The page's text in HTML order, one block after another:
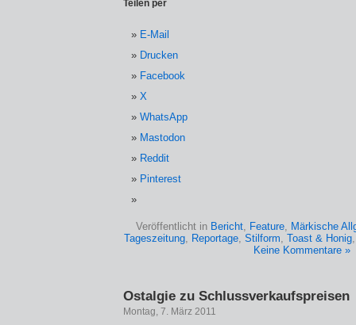
Teilen per
E-Mail
Drucken
Facebook
X
WhatsApp
Mastodon
Reddit
Pinterest
Veröffentlicht in Bericht, Feature, Märkische
Tageszeitung, Reportage, Stilform, Toast & Honig
Keine Kommentare »
Ostalgie zu Schlussverkaufspreisen
Montag, 7. März 2011